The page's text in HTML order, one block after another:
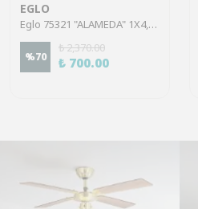
EGLO
Eglo 75321 "ALAMEDA" 1X4,5W Çelik Nikel Mat Sıva Üstü Spot
%70
₺ 2,370.00
₺ 700.00